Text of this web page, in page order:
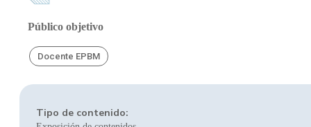
Público objetivo
Docente EPBM
Tipo de contenido: